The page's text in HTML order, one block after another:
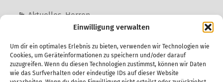
Einwilligung verwalten
Um dir ein optimales Erlebnis zu bieten, verwenden wir Technologien wie
Cookies, um Geräteinformationen zu speichern und/oder darauf
zuzugreifen. Wenn du diesen Technologien zustimmst, können wir Daten
wie das Surfverhalten oder eindeutige IDs auf dieser Website
Aktuelles,Herren
Vorheriger Beitrag